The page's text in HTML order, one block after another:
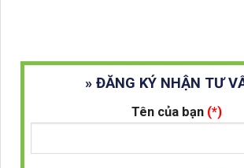
» ĐĂNG KÝ NHẬN TƯ
Tên của bạn (*)